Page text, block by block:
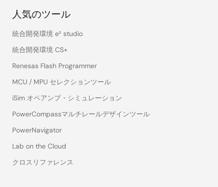
人気のツール
統合開発環境 e² studio
統合開発環境 CS+
Renesas Flash Programmer
MCU / MPU セレクションツール
iSim オペアンプ・シミュレーション
PowerCompassマルチレールデザインツール
PowerNavigator
Lab on the Cloud
クロスリファレンス